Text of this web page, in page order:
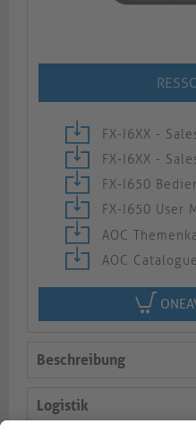
FX-I6XX -
FX-I6XX -
FX-I650
FX-I650 User
AOC
AOC
Beschreibung
Logistik